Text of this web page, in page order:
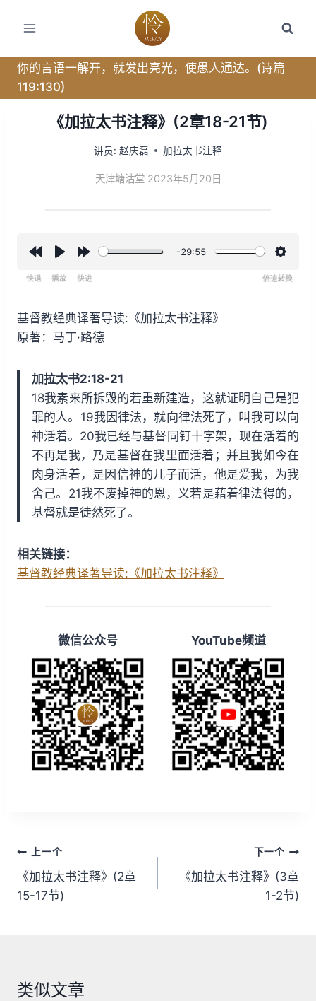
你的言语一解开，就发出亮光，使愚人通达。(诗篇
119:130)
《加拉太书注释》(2章18-21节)
讲员: 赵庆磊 加拉太书注释
天津塘沽堂 2023年5月20日
i
n
1
5
s
y
w
a
d
1
5
-29:55
基督教经典译著导读:《加拉太书注释》
原著：马丁·路德
加拉太书2:18-21
18我素来所拆毁的若重新建造，这就证明自己是犯
罪的人。19我因律法，就向律法死了，叫我可以向
神活着。20我已经与基督同钉十字架，现在活着的
不再是我，乃是基督在我里面活着；并且我如今在
肉身活着，是因信神的儿子而活，他是爱我，为我
舍己。21我不废掉神的恩，义若是藉着律法得的，
基督就是徒然死了。
相关链接：
基督教经典译著导读:《加拉太书注释》
微信公众号 YouTube频道
文
章
导
上一个
《加拉太书注释》(2章
15-17节)
下一个
《加拉太书注释》(3章
1-2节)
类似文章